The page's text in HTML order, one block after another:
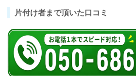
片付け者まで頂いた口コミ